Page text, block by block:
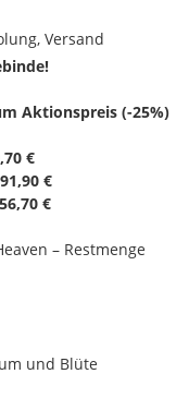
Versand
Aktionspreis (-25%)
€
€
€
– Restmenge
und Blüte